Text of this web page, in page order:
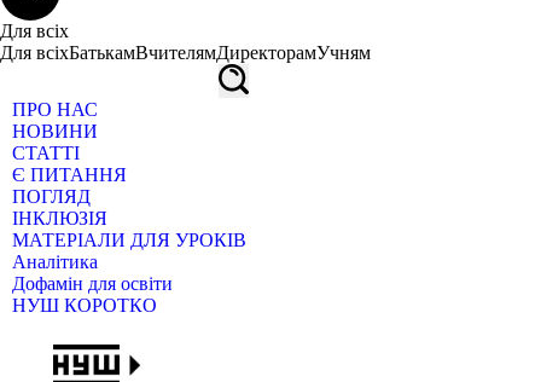
Для всіх
Для всіхБатькамВчителямДиректорамУчням
ПРО НАС
НОВИНИ
СТАТТІ
Є ПИТАННЯ
ПОГЛЯД
ІНКЛЮЗІЯ
МАТЕРІАЛИ ДЛЯ УРОКІВ
Аналітика
Дофамін для освіти
НУШ КОРОТКО